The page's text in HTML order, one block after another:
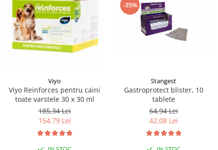
Viyo
Viyo Reinforces pentru caini
toate varstele 30 x 30 ml
185,34 Lei
154,79 Lei
-35%
Stangest
Gastroprotect blister, 10
tablete
64,94 Lei
42,08 Lei